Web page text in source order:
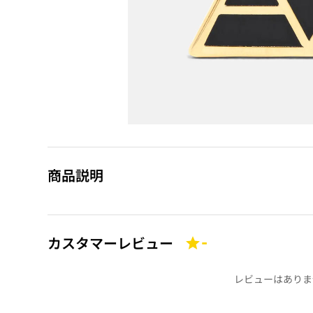
商品説明
カスタマーレビュー -
レビューはあり